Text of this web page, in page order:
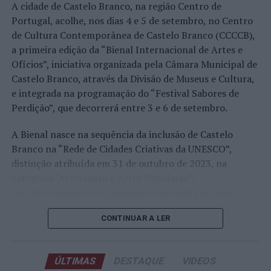
representação portuguesa de sempre num torneio ATP
realizado em território nacional. Nuno Borges, Jaime
Faria, Henrique Rocha, Frederico Ferreira Silva, Tiago
Pereira e Tiago Torres integraram o quadro principal,
beneficiando, de igual modo, da reorganização dos wild
cards após as entradas diretas de alguns jogadores.
Entre os portugueses, Tiago Torres e Jaime Faria
protagonizaram as melhores campanhas da edição,
ambos alcançando os quartos de final. Torres assinou
um dos resultados mais marcantes do torneio ao
neerlandês Botic van de Zandschulp, alcançando
A cidade de Castelo Branco, na região Centro de
Portugal, acolhe, nos dias 4 e 5 de setembro, no Centro
de Cultura Contemporânea de Castelo Branco (CCCCB),
a primeira edição da “Bienal Internacional de Artes e
Ofícios”, iniciativa organizada pela Câmara Municipal de
Castelo Branco, através da Divisão de Museus e Cultura,
e integrada na programação do “Festival Sabores de
Perdição”, que decorrerá entre 3 e 6 de setembro.
A Bienal nasce na sequência da inclusão de Castelo
Branco na “Rede de Cidades Criativas da UNESCO”,
distinção atribuída em 31 de outubro de 2023, na
“valor patrimonial, artístico e identitário” do “Bordado
de Castelo Branco”, uma das manifestações mais
da identidade albicastrense.
CONTINUAR A LER
ÚLTIMAS